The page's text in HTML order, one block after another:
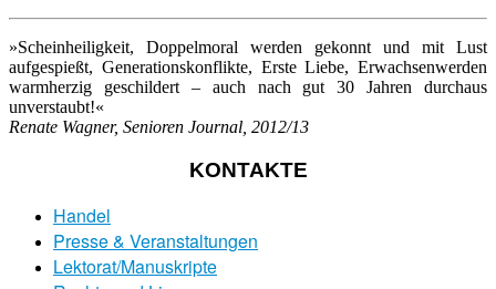
»Scheinheiligkeit, Doppelmoral werden gekonnt und mit Lust
aufgespießt, Generationskonflikte, Erste Liebe, Erwachsenwerden
warmherzig geschildert – auch nach gut 30 Jahren durchaus
unverstaubt!«
Renate Wagner, Senioren Journal, 2012/13
KONTAKTE
Handel
Presse & Veranstaltungen
Lektorat/Manuskripte